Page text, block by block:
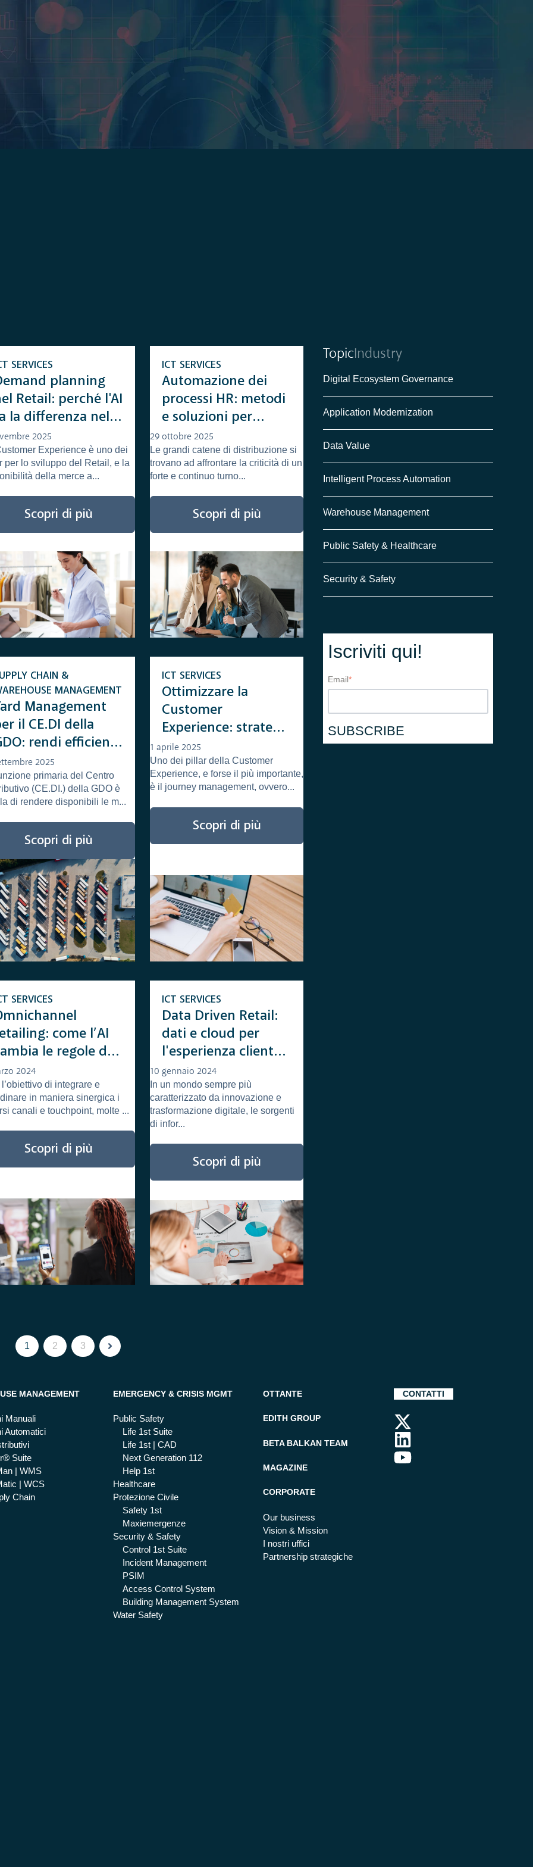
planning
Retail: perché l'AI
la differenza nel
le
di stock
SERVICES
2025
Experience è uno dei
per lo sviluppo del Retail, e la
della merce a...
Scopri di più
Automazione dei
processi HR: metodi
e soluzioni per
l'onboarding nella
GDO
ICT SERVICES
29 ottobre 2025
Le grandi catene di distribuzione si
trovano ad affrontare la criticità di un
forte e continuo turno...
Scopri di più
Management
il CE.DI della
rendi efficiente
gestione del
Stockager®
CHAIN &
MANAGEMENT
2025
primaria del Centro
(CE.DI.) della GDO è
di rendere disponibili le m...
Scopri di più
Ottimizzare la
Customer
Experience: strategie
Omnichannel e
soluzioni per la
gestione dei dati
ICT SERVICES
1 aprile 2025
Uno dei pillar della Customer
Experience, e forse il più importante,
è il journey management, ovvero...
Scopri di più
come l’AI
le regole del
SERVICES
2024
di integrare e
in maniera sinergica i
canali e touchpoint, molte ...
Scopri di più
Data Driven Retail:
dati e cloud per
l'esperienza cliente
nel fashion
ICT SERVICES
10 gennaio 2024
In un mondo sempre più
caratterizzato da innovazione e
trasformazione digitale, le sorgenti
di infor...
Scopri di più
TopicIndustry
Digital Ecosystem Governance
Application Modernization
Data Value
Intelligent Process Automation
Warehouse Management
Public Safety & Healthcare
Security & Safety
Iscriviti qui!
Email*
1 2 3
MANAGEMENT
Manuali
Automatici
Suite
| WMS
| WCS
Chain
EMERGENCY & CRISIS MGMT
Public Safety
Life 1st Suite
Life 1st | CAD
Next Generation 112
Help 1st
Healthcare
Protezione Civile
Safety 1st
Maxiemergenze
Security & Safety
Control 1st Suite
Incident Management
PSIM
Access Control System
Building Management System
Water Safety
OTTANTE
EDITH GROUP
BETA BALKAN TEAM
MAGAZINE
CORPORATE
Our business
Vision & Mission
I nostri uffici
Partnership strategiche
CONTATTI